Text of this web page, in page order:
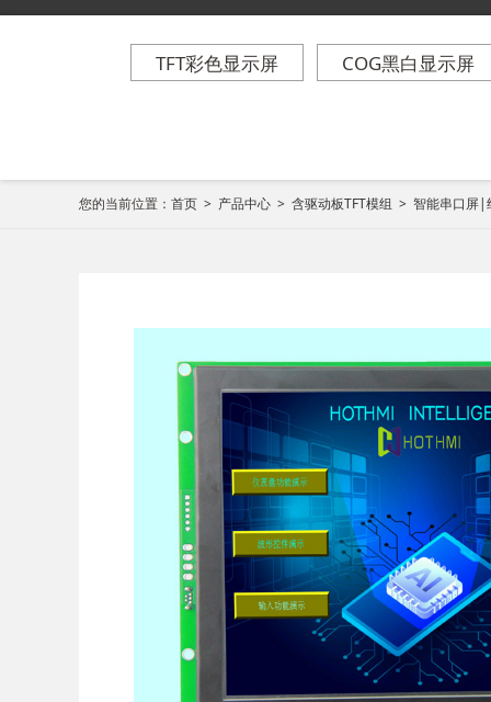
TFT彩色显示屏 COG黑白显示屏
您的当前位置： 首页 > 产品中心 > 含驱动板TFT模组 > 智能串口屏